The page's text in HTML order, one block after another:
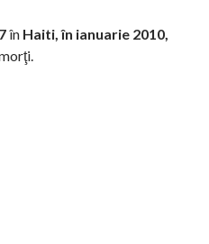
în Haiti, în ianuarie 2010,